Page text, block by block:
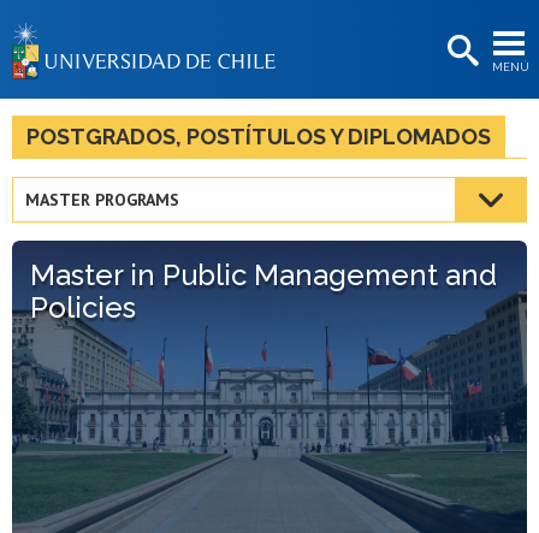
MENÚ
BIBLIOTECAS
LA UNIVERSIDAD
Estudiantes
Académicas/os
Egresadas/os
POSTGRADOS, POSTÍTULOS Y DIPLOMADOS
MASTER PROGRAMS
Master in Public Management and
Policies